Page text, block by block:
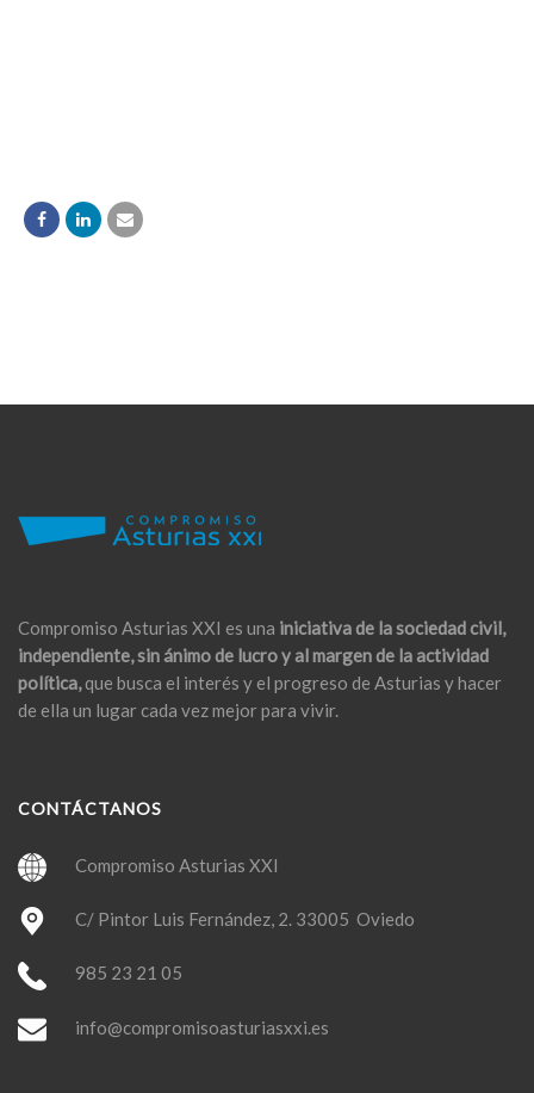
Compromiso Asturias XXI es una iniciativa de la sociedad civil,
independiente, sin ánimo de lucro y al margen de la actividad
política,que busca el interés y el progreso de Asturias y hacer
de ella un lugar cada vez mejor para vivir.
CONTÁCTANOS
Compromiso Asturias XXI
C/ Pintor Luis Fernández, 2. 33005 Oviedo
985 23 21 05
info@compromisoasturiasxxi.es